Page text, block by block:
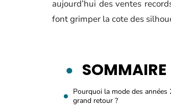
aujourd’hui des ventes
font grimper la cote des
SOMMAIRE
Pourquoi la mode des
grand retour ?